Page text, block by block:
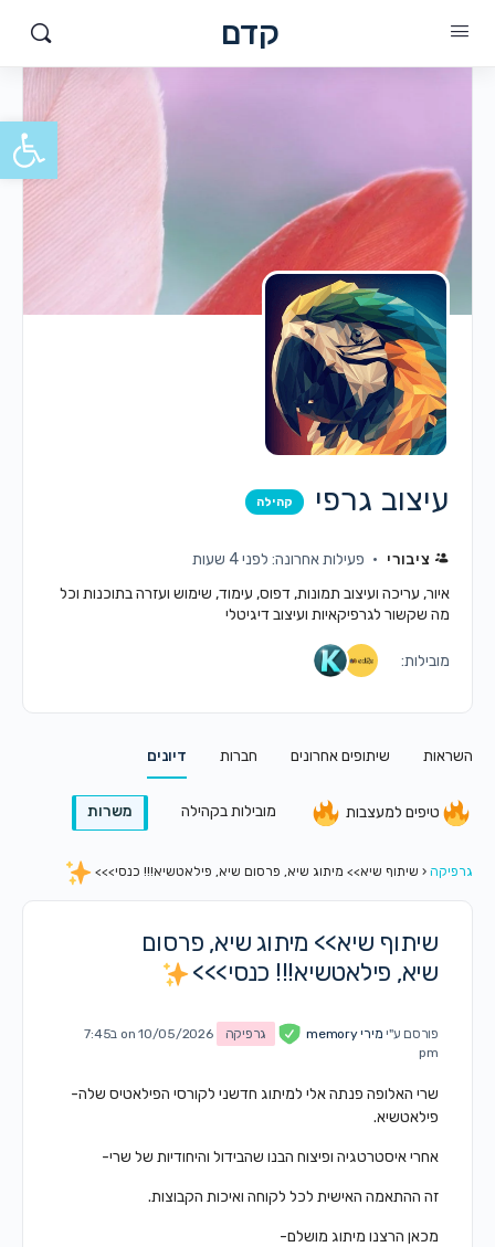
קדם
עיצוב גרפי קהילה
ציבורי
פעילות אחרונה: לפני 4 שעות
איור, עריכה ועיצוב תמונות, דפוס, עימוד, שימוש ועזרה בתוכנות וכל
מה שקשור לגרפיקאיות ועיצוב דיגיטלי
מובילות:
השראות שיתופים אחרונים חברות דיונים
טיפים למעצבות מובילות בקהילה משרות
גרפיקה ‹ שיתוף שיא>> מיתוג שיא, פרסום שיא, פילאטשיא!!! כנסי>>>
שיתוף שיא>> מיתוג שיא, פרסום
שיא, פילאטשיא!!! כנסי>>>
פורסם ע"י מירי memory גרפיקה
on 10/05/2026 ב7:45
pm
שרי האלופה פנתה אלי למיתוג חדשני לקורסי הפילאטיס שלה-
פילאטשיא.
אחרי איסטרטגיה ופיצוח הבנו שהבידול והיחודיות של שרי-
זה ההתאמה האישית לכל לקוחה ואיכות הקבוצות.
מכאן הרצנו מיתוג מושלם-
פתח